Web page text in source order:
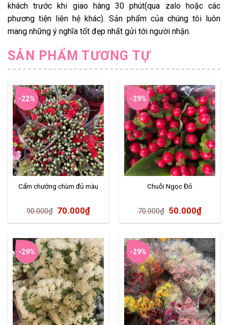
khách trước khi giao hàng 30 phút(qua zalo hoặc các
phương tiện liên hệ khác). Sản phẩm của chúng tôi luôn
mang những ý nghĩa tốt đẹp nhất gửi tới người nhận.
SẢN PHẨM TƯƠNG TỰ
-22%
Cẩm chướng chùm đủ màu
90.000₫ 70.000₫
-29%
Chuỗi Ngọc Đỏ
70.000₫ 50.000₫
-29% -29%